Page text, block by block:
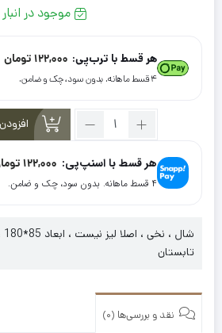
موجود در انبار
هر قسط با ترب‌پی: 122,000 تومان
۴ قسط ماهانه. بدون سود، چک و ضامن.
تعداد:
براون
کد
هر قسط با اسنپ‌پی: 122,000
۴ قسط ماهانه. بدون سود، چک و ضامن.
تابستان
نقد و بررسی‌ها (0)